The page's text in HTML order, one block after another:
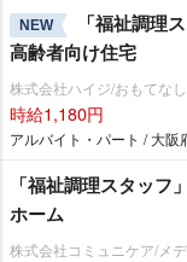
NEW
「福祉調理
高齢者向け住宅
株式会社ハイジ/おもてな
時給1,180円
アルバイト・パート / 大阪
「福祉調理スタッ
ホーム
株式会社コミュニケア/メ